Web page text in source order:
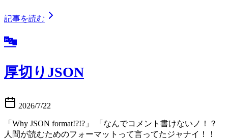
記事を読む
🔤
厚切りJSON
2026/7/22
「Why JSON format!?!?」 「なんでコメント書けないノ！？
人間が読むためのフォーマットって言ってたジャナイ！！